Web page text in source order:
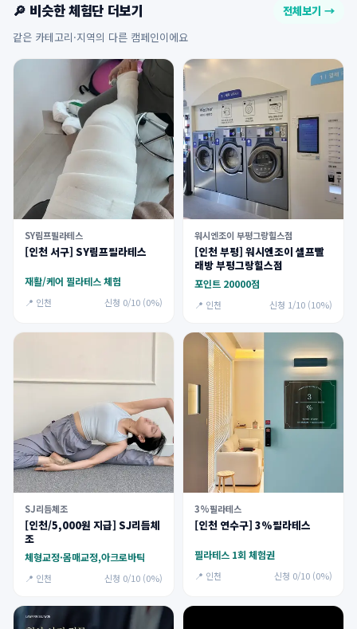
🔎 비슷한 체험단 더보기 전체보기 →
같은 카테고리·지역의 다른 캠페인이에요
SY림프필라테스
[인천 서구] SY림프필라테스
재활/케어 필라테스 체험
📍 인천 신청 0/10 (0%)
워시엔조이 부평그랑힐스점
[인천 부평] 워시엔조이 셀프빨
래방 부평그랑힐스점
포인트 20000점
📍 인천 신청 1/10 (10%)
SJ리듬체조
[인천/5,000원 지급] SJ리듬체
조
체형교정·몸매교정,아크로바틱
📍 인천 신청 0/10 (0%)
3%필라테스
[인천 연수구] 3%필라테스
필라테스 1회 체험권
📍 인천 신청 0/10 (0%)